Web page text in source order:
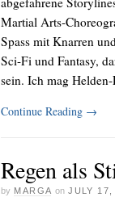
Martial Arts-
Spass mit Knarren
Sci-Fi und Fantasy,
sein. Ich mag
Continue Reading →
Regen als
by MARGA on JULY 17,